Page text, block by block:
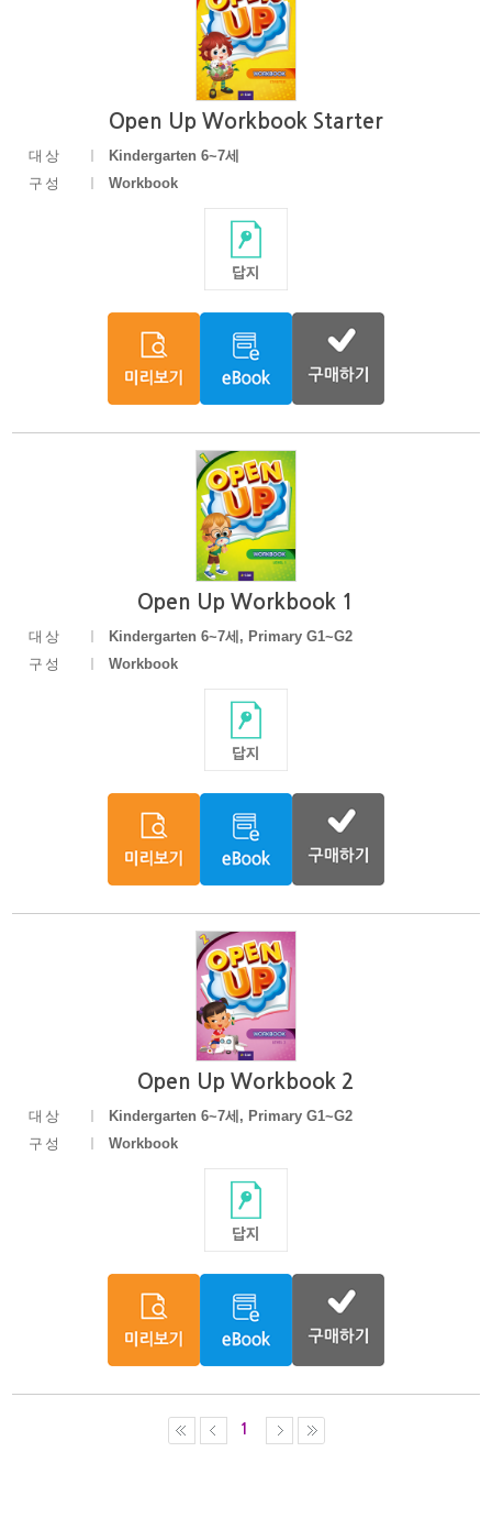
Open Up Workbook Starter
대상
Kindergarten 6~7세
구성
Workbook
Open Up Workbook 1
대상
Kindergarten 6~7세, Primary G1~G2
구성
Workbook
Open Up Workbook 2
대상
Kindergarten 6~7세, Primary G1~G2
구성
Workbook
1